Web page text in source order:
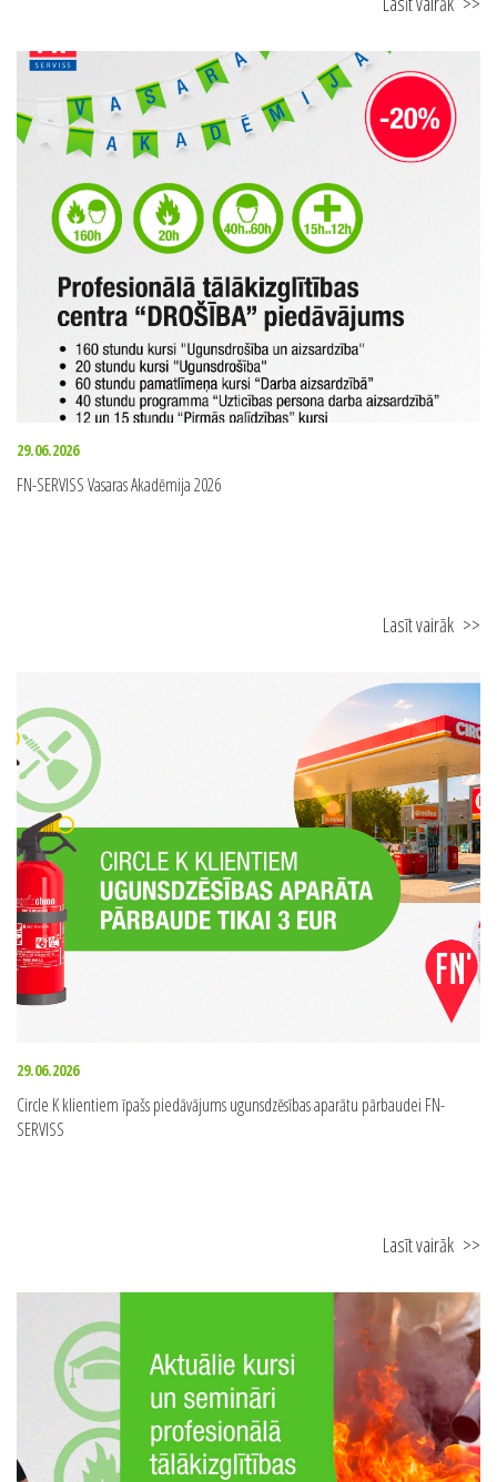
29.06.2026
FN-SERVISS Vasaras Akadēmija 2026
Lasīt vairāk >>
29.06.2026
Circle K klientiem īpašs piedāvājums ugunsdzēsības aparātu pārbaudei FN-
SERVISS
Lasīt vairāk >>